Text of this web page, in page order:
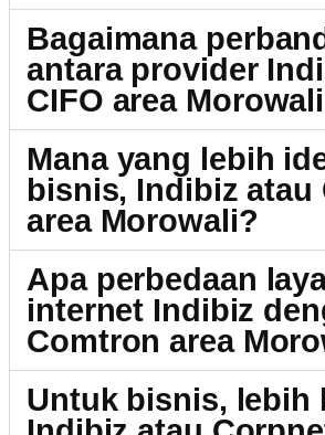
Bagaimana
antara provider
CIFO area
Mana yang lebih
bisnis, Indibiz atau
area Morowali?
Apa perbedaan
internet Indibiz
Comtron area
Untuk bisnis, lebih